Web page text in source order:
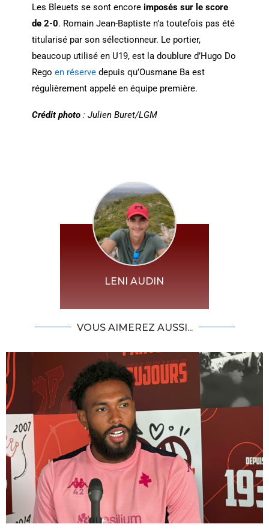
Les Bleuets se sont encore imposés sur le score
de 2-0. Romain Jean-Baptiste n’a toutefois pas été
titularisé par son sélectionneur. Le portier,
beaucoup utilisé en U19, est la doublure d’Hugo Do
Rego en réservedepuis qu’Ousmane Ba est
régulièrement appelé en équipe première.
Crédit photo: Julien Buret/LGM
LENI AUDIN
VOUS AIMEREZ AUSSI...